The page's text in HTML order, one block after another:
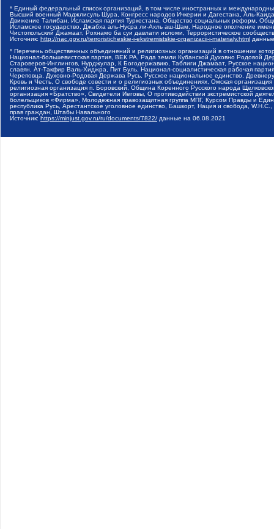
* Единый федеральный список организаций, в том числе иностранных и
Высший военный Маджлисуль Шура, Конгресс народов Ичкерии и Дагестана, Аль-
Движение Талибан, Исламская партия Туркестана, Общество социальных реформ,
Исламское государство, Джабха аль-Нусра ли-Ахль аш-Шам, Народное ополчение
Чистопольский Джамаат, Рохнамо ба суи давлати исломи, Террористическое
Источник: http://nac.gov.ru/terroristicheskie-i-ekstremistskie-organizacii-i-materialy.html
* Перечень общественных объединений и религиозных организаций в отношении
Национал-большевистская партия, ВЕК РА, Рада земли Кубанской Духовно Родовой
Староверов-Инглингов, Нурджулар, К Богодержавию, Таблиги Джамаат, Русское
славян, Ат-Такфир Валь-Хиджра, Пит Буль, Национал-социалистическая рабочая
Череповца, Духовно-Родовая Держава Русь, Русское национальное единство,
Кровь и Честь, О свободе совести и о религиозных объединениях, Омская
религиозная организация п. Боровский, Община Коренного Русского народа
организация «Братство», Свидетели Иеговы, О противодействии экстремистской
болельщиков «Фирма», Молодежная правозащитная группа МПГ, Курсом Правды и
республика Русь, Арестантское уголовное единство, Башкорт, Нация и свобода,
прав граждан, Штабы Навального
Источник: https://minjust.gov.ru/ru/documents/7822/ данные на 06.08.2021